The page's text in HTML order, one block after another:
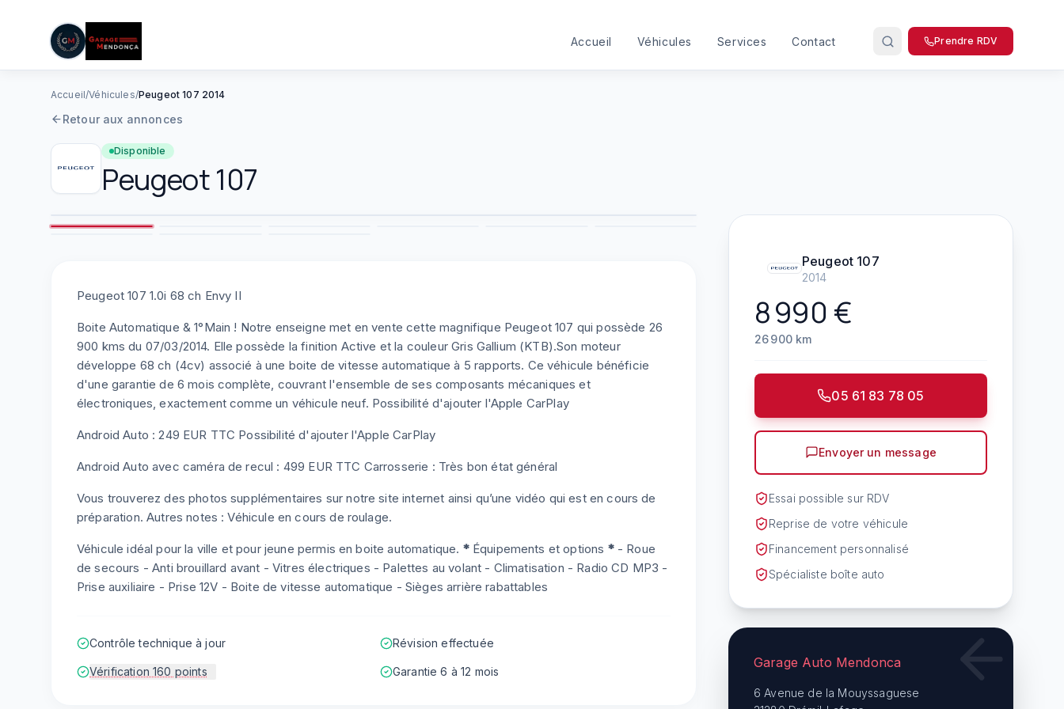
Aller au contenu principal
Accueil Véhicules Services Contact Prendre RDV
Accueil/Véhicules/Peugeot 107 2014
Retour aux annonces
Disponible
Peugeot107
7
Peugeot 107 1.0i 68 ch Envy II
Boite Automatique & 1°Main ! Notre enseigne met en vente cette magnifique Peugeot 107 qui possède 26
900 kms du 07/03/2014. Elle possède la finition Active et la couleur Gris Gallium (KTB).Son moteur
développe 68 ch (4cv) associé à une boite de vitesse automatique à 5 rapports. Ce véhicule bénéficie
d'une garantie de 6 mois complète, couvrant l'ensemble de ses composants mécaniques et
électroniques, exactement comme un véhicule neuf. Possibilité d'ajouter l'Apple CarPlay
Android Auto : 249 EUR TTC Possibilité d'ajouter l'Apple CarPlay
Android Auto avec caméra de recul : 499 EUR TTC Carrosserie : Très bon état général
Vous trouverez des photos supplémentaires sur notre site internet ainsi qu’une vidéo qui est en cours de
préparation. Autres notes : Véhicule en cours de roulage.
Véhicule idéal pour la ville et pour jeune permis en boite automatique. *Équipements et options *- Roue
de secours - Anti brouillard avant - Vitres électriques - Palettes au volant - Climatisation - Radio CD MP3 -
Prise auxiliaire - Prise 12V - Boite de vitesse automatique - Sièges arrière rabattables
Contrôle technique à jour Révision effectuée
Vérification 160 points Garantie 6 à 12 mois
Peugeot 107
2014
8 990 €
26 900km
05 61 83 78 05
Envoyer un message
Essai possible sur RDV
Reprise de votre véhicule
Financement personnalisé
Spécialiste boîte auto
Garage Auto Mendonca
6 Avenue de la Mouyssaguese